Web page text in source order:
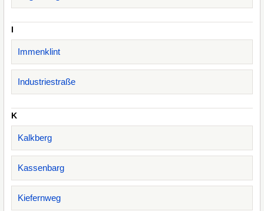
I
Immenklint
Industriestraße
K
Kalkberg
Kassenbarg
Kiefernweg